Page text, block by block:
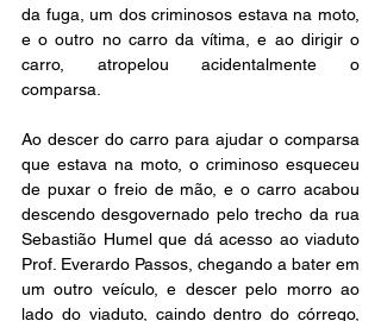
da fuga, um dos criminosos estava na moto,
e o outro no carro da vítima, e ao dirigir o
carro, atropelou acidentalmente o
comparsa.
Ao descer do carro para ajudar o comparsa
que estava na moto, o criminoso esqueceu
de puxar o freio de mão, e o carro acabou
descendo desgovernado pelo trecho da rua
Sebastião Humel que dá acesso ao viaduto
Prof. Everardo Passos, chegando a bater em
um outro veículo, e descer pelo morro ao
lado do viaduto, caindo dentro do córrego,